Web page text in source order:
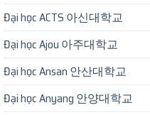
Đại học ACTS 아신대학교
Đại học Ajou 아주대학교
Đại học Ansan 안산대학교
Đại học Anyang 안양대학교